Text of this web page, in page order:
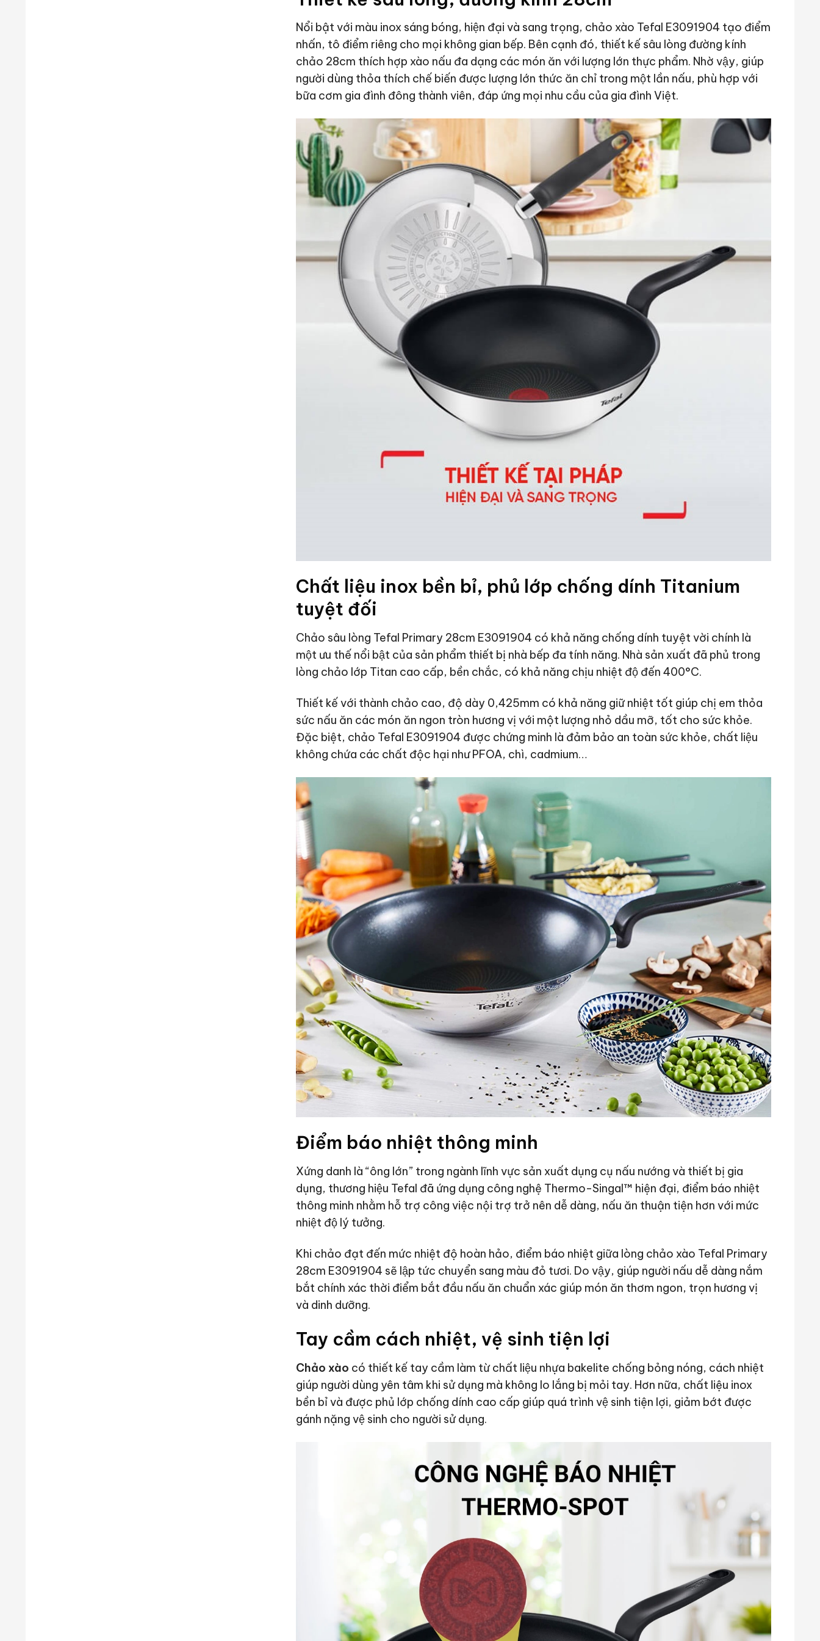
Nổi bật với màu inox sáng bóng, hiện đại và sang trọng, chảo xào Tefal E3091904 tạo điểm
nhấn, tô điểm riêng cho mọi không gian bếp. Bên cạnh đó, thiết kế sâu lòng đường kính
chảo 28cm thích hợp xào nấu đa dạng các món ăn với lượng lớn thực phẩm. Nhờ vậy, giúp
người dùng thỏa thích chế biến được lượng lớn thức ăn chỉ trong một lần nấu, phù hợp với
bữa cơm gia đình đông thành viên, đáp ứng mọi nhu cầu của gia đình Việt.
Chất liệu inox bền bỉ, phủ lớp chống dính Titanium
tuyệt đối
Chảo sâu lòng Tefal Primary 28cm E3091904 có khả năng chống dính tuyệt vời chính là
một ưu thế nổi bật của sản phẩm thiết bị nhà bếp đa tính năng. Nhà sản xuất đã phủ trong
lòng chảo lớp Titan cao cấp, bền chắc, có khả năng chịu nhiệt độ đến 400°C.
Thiết kế với thành chảo cao, độ dày 0,425mm có khả năng giữ nhiệt tốt giúp chị em thỏa
sức nấu ăn các món ăn ngon tròn hương vị với một lượng nhỏ dầu mỡ, tốt cho sức khỏe.
Đặc biệt, chảo Tefal E3091904 được chứng minh là đảm bảo an toàn sức khỏe, chất liệu
không chứa các chất độc hại như PFOA, chì, cadmium…
Điểm báo nhiệt thông minh
Xứng danh là “ông lớn” trong ngành lĩnh vực sản xuất dụng cụ nấu nướng và thiết bị gia
dụng, thương hiệu Tefal đã ứng dụng công nghệ Thermo-Singal™ hiện đại, điểm báo nhiệt
thông minh nhằm hỗ trợ công việc nội trợ trở nên dễ dàng, nấu ăn thuận tiện hơn với mức
nhiệt độ lý tưởng.
Khi chảo đạt đến mức nhiệt độ hoàn hảo, điểm báo nhiệt giữa lòng chảo xào Tefal Primary
28cm E3091904 sẽ lập tức chuyển sang màu đỏ tươi. Do vậy, giúp người nấu dễ dàng nắm
bắt chính xác thời điểm bắt đầu nấu ăn chuẩn xác giúp món ăn thơm ngon, trọn hương vị
và dinh dưỡng.
Tay cầm cách nhiệt, vệ sinh tiện lợi
Chảo xào có thiết kế tay cầm làm từ chất liệu nhựa bakelite chống bỏng nóng, cách nhiệt
giúp người dùng yên tâm khi sử dụng mà không lo lắng bị mỏi tay. Hơn nữa, chất liệu inox
bền bỉ và được phủ lớp chống dính cao cấp giúp quá trình vệ sinh tiện lợi, giảm bớt được
gánh nặng vệ sinh cho người sử dụng.